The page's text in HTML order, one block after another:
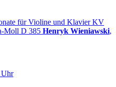
für Violine und Klavier KV
Moll D 385 Henryk Wieniawski,
Uhr